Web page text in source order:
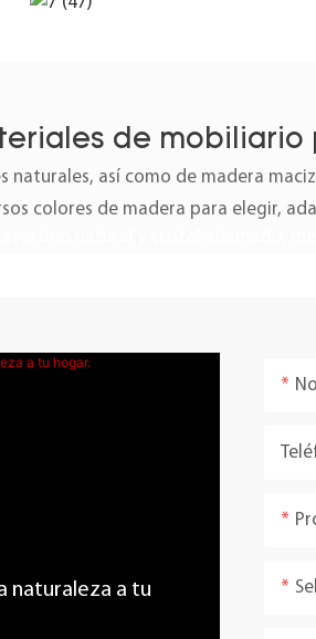
de mobiliario
naturales, así como de madera
colores de madera para elegir,
naturaleza a tu